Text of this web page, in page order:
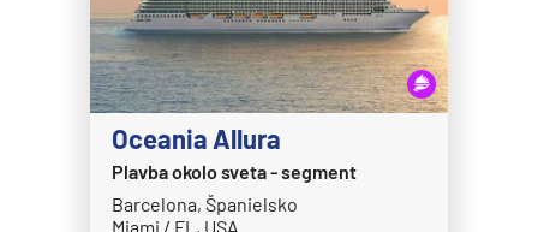
Oceania Allura
Plavba okolo sveta - segment
Barcelona, Španielsko
Miami / FL, USA